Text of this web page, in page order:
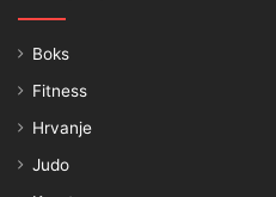
Boks
Fitness
Hrvanje
Judo